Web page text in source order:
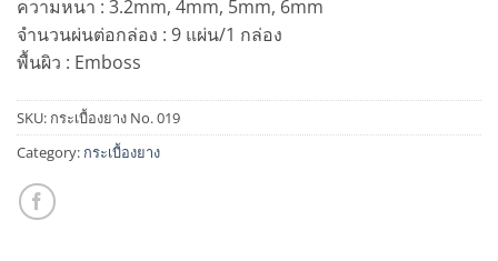
ความหนา : 3.2mm, 4mm, 5mm, 6mm
จำนวนผ่นต่อกล่อง : 9 แผ่น/1 กล่อง
พื้นผิว : Emboss
SKU: กระเบื้องยาง No. 019
Category: กระเบื้องยาง